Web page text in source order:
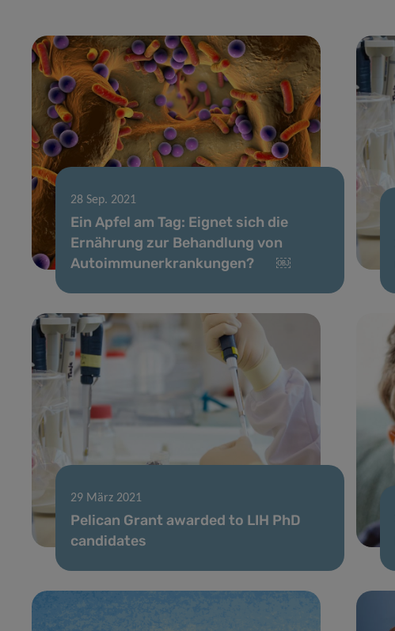
28 Sep. 2021
Ein Apfel am Tag: Eignet sich die
Ernährung zur Behandlung von
Autoimmunerkrankungen? ￼
29 März 2021
Pelican Grant awarded to LIH PhD
candidates